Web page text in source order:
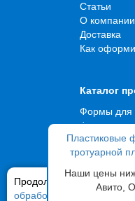
Пластиковые
тротуарной
Наши цены
Авито,
Статьи
О компании
Доставка
Как
Каталог
Формы для
Формы для
камня
Формы для
Формы для
Вибростолы
Продолжая использовать
обработку ваших